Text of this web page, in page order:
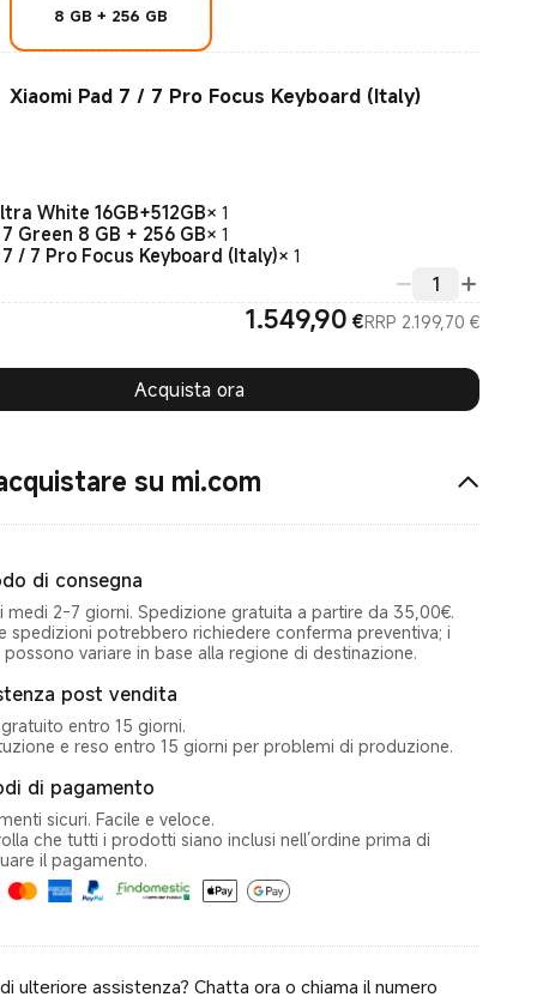
8 GB + 256 GB
Xiaomi Pad 7 / 7 Pro Focus Keyboard (Italy)
White 16GB+512GB× 1
Green 8 GB + 256 GB× 1
/ 7 Pro Focus Keyboard (Italy)× 1
1.549,90 €RRP 2.199,70 €
Acquista ora
su mi.com
di consegna
medi 2‑7 giorni. Spedizione gratuita a partire da 35,00€.
spedizioni potrebbero richiedere conferma preventiva; i
variare in base alla regione di destinazione.
post vendita
entro 15 giorni.
e reso entro 15 giorni per problemi di produzione.
di pagamento
sicuri. Facile e veloce.
che tutti i prodotti siano inclusi nell’ordine prima di
il pagamento.
ulteriore assistenza? Chatta ora o chiama il numero